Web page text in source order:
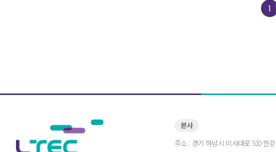
1
본사
주소 : 경기 하남시 미사대로 510 한